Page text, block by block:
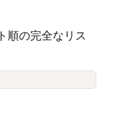
順の完全なリス